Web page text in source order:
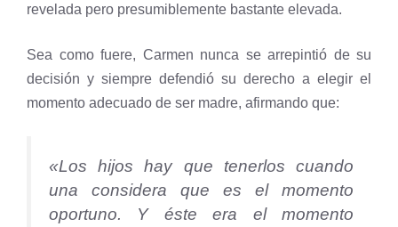
revelada pero presumiblemente bastante elevada.
Sea como fuere, Carmen nunca se arrepintió de su
decisión y siempre defendió su derecho a elegir el
momento adecuado de ser madre, afirmando que:
«Los hijos hay que tenerlos cuando
una considera que es el momento
oportuno. Y éste era el momento